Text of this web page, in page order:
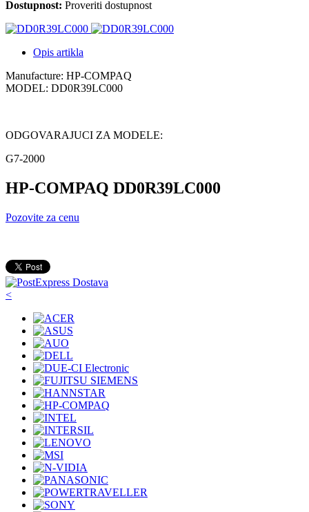
Dostupnost: Proveriti dostupnost
Opis artikla
Manufacture: HP-COMPAQ
MODEL: DD0R39LC000
ODGOVARAJUCI ZA MODELE:
G7-2000
HP-COMPAQ DD0R39LC000
Pozovite za cenu
<